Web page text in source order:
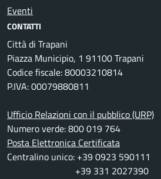
Eventi
CONTATTI
Città di Trapani
Piazza Municipio, 1 91100 Trapani
Codice fiscale: 80003210814
P.IVA: 00079880811
Ufficio Relazioni con il pubblico (URP)
Numero verde: 800 019 764
Posta Elettronica Certificata
Centralino unico: +39 0923 590111
+39 331 2027390